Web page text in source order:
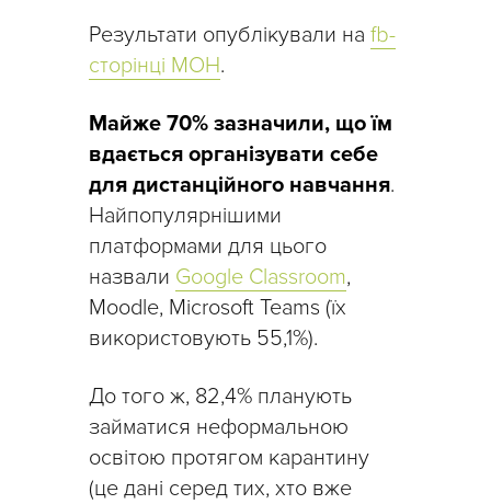
Результати опублікували на fb-
сторінці МОН.
Майже 70% зазначили, що їм
вдається організувати себе
для дистанційного навчання.
Найпопулярнішими
платформами для цього
назвали Google Classroom,
Moodle, Microsoft Teams (їх
використовують 55,1%).
До того ж, 82,4% планують
займатися неформальною
освітою протягом карантину
(це дані серед тих, хто вже